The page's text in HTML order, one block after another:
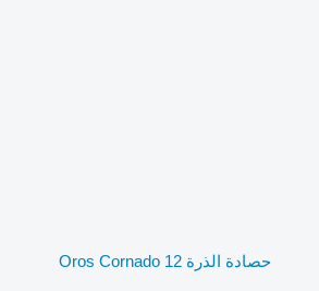
حصادة الذرة Oros Cornado 12